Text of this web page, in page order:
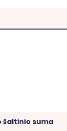
šaltinio suma